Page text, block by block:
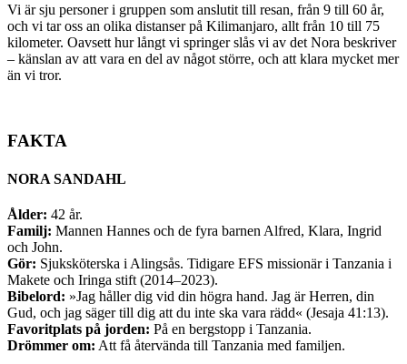
Vi är sju personer i gruppen som anslutit till resan, från 9 till 60 år,
och vi tar oss an olika distanser på Kilimanjaro, allt från 10 till 75
kilometer. Oavsett hur långt vi springer slås vi av det Nora beskriver
– känslan av att vara en del av något större, och att klara mycket mer
än vi tror.
FAKTA
NORA SANDAHL
Ålder: 42 år.
Familj: Mannen Hannes och de fyra barnen Alfred, Klara, Ingrid
och John.
Gör: Sjuksköterska i Alingsås. Tidigare EFS missionär i Tanzania i
Makete och Iringa stift (2014–2023).
Bibelord: »Jag håller dig vid din högra hand. Jag är Herren, din
Gud, och jag säger till dig att du inte ska vara rädd« (Jesaja 41:13).
Favoritplats på jorden: På en bergstopp i Tanzania.
Drömmer om: Att få återvända till Tanzania med familjen.